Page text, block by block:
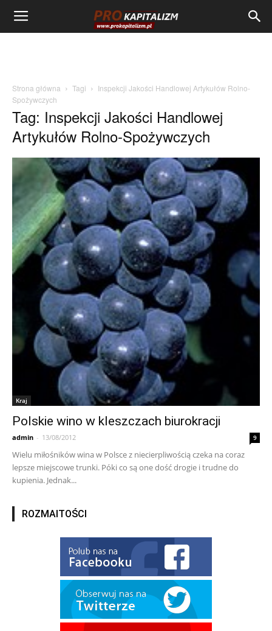
Strona główna Tagi
Inspekcji Jakości Handlowej Artykułów Rolno-
Spożywczych
Tag: Inspekcji Jakości Handlowej
Artykułów Rolno-Spożywczych
Kraj
Polskie wino w kleszczach biurokracji
admin - 13/08/2012 9
Wielu miłośników wina w Polsce z niecierpliwością czeka na coraz
lepsze miejscowe trunki. Póki co są one dość drogie i trudne do
kupienia. Jednak...
ROZMAITOŚCI